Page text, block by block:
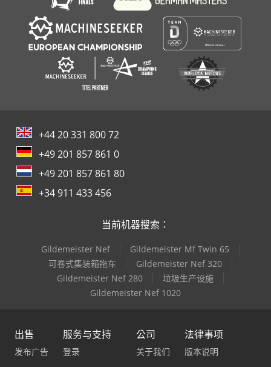
+44 20 331 800 72
+49 201 857 861 0
+49 201 857 861 80
+34 911 433 456
当前机器搜索：
Gildemeister Nef
Gildemeister Mf Twin 65
可卷式集装箱拖车
Gildemeister Nef 320
Gildemeister Nef 280
垃圾生产设施
Gildemeister Nef 1020
出售
发布广告
服务与支持
登录
公司
关于我们
法律事项
版本说明